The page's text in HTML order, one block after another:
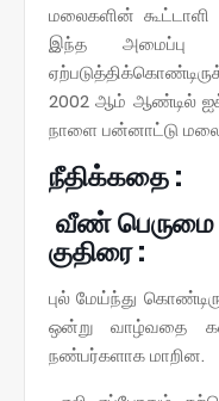
மலைகளின் கூட்டாளி
இந்த அமைப்பு
2002 ஆம் ஆண்டில்
நாளை பன்னாட்டு
நீதிக்கதை :
வீண் பெருமை
குதிரை :
புல் மேய்ந்து
ஒன்று வாழ்வதை
நண்பர்களாக மாறின.